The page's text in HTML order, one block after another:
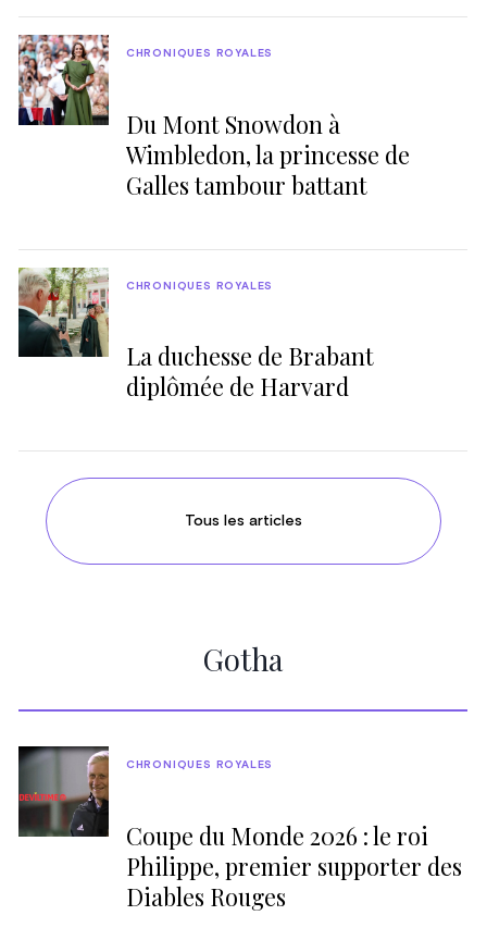
Du Mont Snowdon à
Wimbledon, la princesse de
Galles tambour battant
CHRONIQUES ROYALES
La duchesse de Brabant
diplômée de Harvard
CHRONIQUES ROYALES
Tous les articles
Gotha
Coupe du Monde 2026 : le roi
Philippe, premier supporter des
Diables Rouges
CHRONIQUES ROYALES